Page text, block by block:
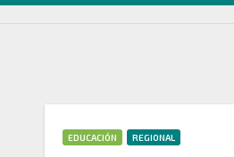
EDUCACIÓN REGIONAL